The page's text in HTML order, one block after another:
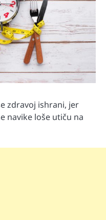
zdravoj ishrani, jer
navike loše utiču na